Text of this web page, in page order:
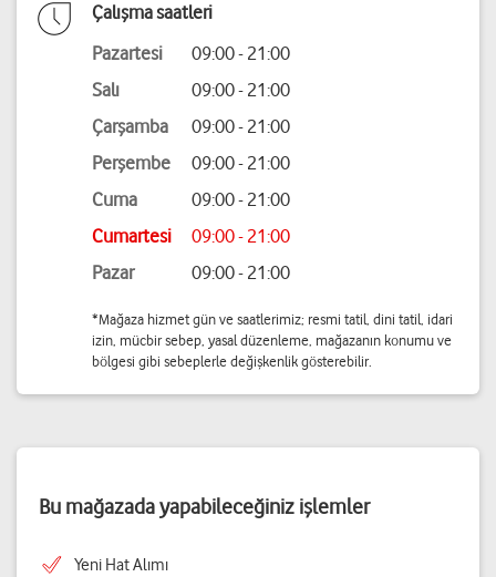
Çalışma saatleri
Pazartesi
09:00 - 21:00
Salı
09:00 - 21:00
Çarşamba
09:00 - 21:00
Perşembe
09:00 - 21:00
Cuma
09:00 - 21:00
Cumartesi
09:00 - 21:00
Pazar
09:00 - 21:00
*Mağaza hizmet gün ve saatlerimiz; resmi tatil, dini tatil, idari
izin, mücbir sebep, yasal düzenleme, mağazanın konumu ve
bölgesi gibi sebeplerle değişkenlik gösterebilir.
Bu mağazada yapabileceğiniz işlemler
Yeni Hat Alımı